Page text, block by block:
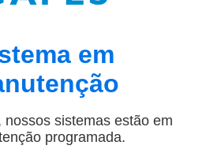
em
nossos sistemas estão em
programada.